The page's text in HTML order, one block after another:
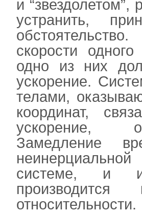
и
устранить,
скорости
одно из них
ускорение.
телами,
координат,
ускорение,
Замедление
системе, и
относительности.